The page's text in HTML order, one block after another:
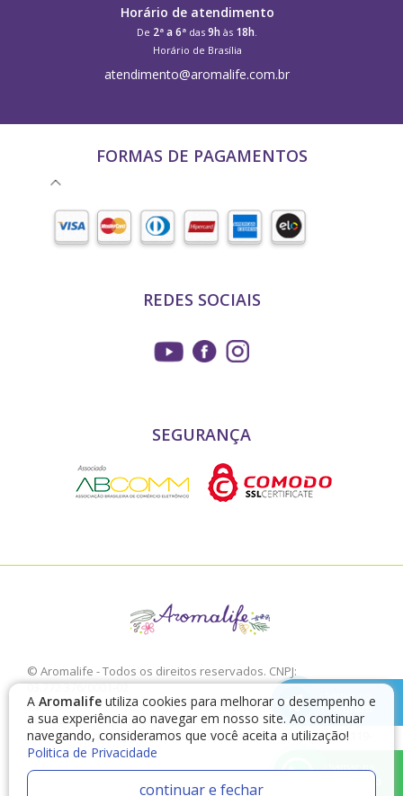
A Aromalife utiliza cookies para melhorar o desempenho e
a sua experiência ao navegar em nosso site. Ao continuar
navegando, consideramos que você aceita a utilização!
Politica de Privacidade
continuar e fechar
chamar no
Telegram
chamar no
WhatsApp
Horário de atendimento
De 2ª a 6ª das 9h às 18h
Horário de Brasília
atendimento@aromalife.com.br
FORMAS DE PAGAMENTOS
REDES SOCIAIS
SEGURANÇA
© Aromalife - Todos os direitos reservados. CNPJ:
03.772.376/0001-02
É proibido a sua reprodução, total ou parcial, sem a expressa
autorização da Aromalife.
Rua: Conde de Irajá, 17 V. Mariana - São Paulo - SP / CEP: 04119-
010